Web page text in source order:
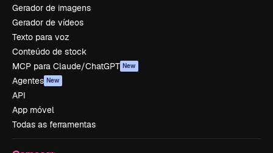
Gerador de imagens
Gerador de vídeos
Texto para voz
Conteúdo de stock
MCP para Claude/ChatGPT New
Agentes New
API
App móvel
Todas as ferramentas